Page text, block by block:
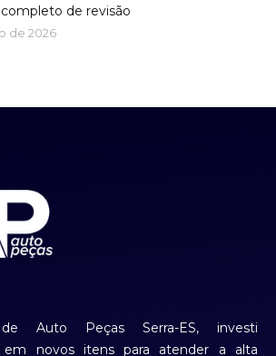
de revisão
de 2026
Auto Peças Serra-ES, investi
em novos itens para atender a alta